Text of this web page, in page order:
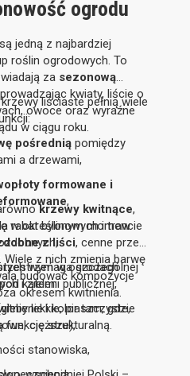
ogrodu
jedną z najbardziej
roślin ogrodowych. To
za sezonową
kwiaty, liście o
owoce oraz wyraźne
w ciągu roku.
liściaste pełnią wiele
pośrednią pomiędzy
a drzewami,
formowane i
,
rabat bylinowych i traw
w ogrodach
i zieleni publicznej,
i kolor tam, gdzie
funkcję strukturalną.
krzewy kwitnące,
w określonym momencie
z liści, cenne przez
Wiele z nich zmienia barwę
budować kompozycje
okresem kwitnienia.
wymaga szczególnej
kątem:
lekkie, piaszczyste,
cięższe),
stanowiska,